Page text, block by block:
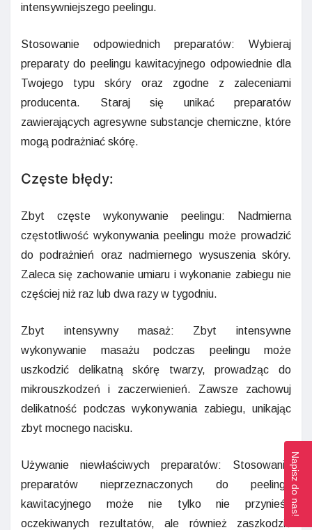
intensywniejszego peelingu.
Stosowanie odpowiednich preparatów: Wybieraj
preparaty do peelingu kawitacyjnego odpowiednie dla
Twojego typu skóry oraz zgodne z zaleceniami
producenta. Staraj się unikać preparatów
zawierających agresywne substancje chemiczne, które
mogą podrażniać skórę.
Częste błędy:
Zbyt częste wykonywanie peelingu: Nadmierna
częstotliwość wykonywania peelingu może prowadzić
do podrażnień oraz nadmiernego wysuszenia skóry.
Zaleca się zachowanie umiaru i wykonanie zabiegu nie
częściej niż raz lub dwa razy w tygodniu.
Zbyt intensywny masaż: Zbyt intensywne
wykonywanie masażu podczas peelingu może
uszkodzić delikatną skórę twarzy, prowadząc do
mikrouszkodzeń i zaczerwienień. Zawsze zachowuj
delikatność podczas wykonywania zabiegu, unikając
zbyt mocnego nacisku.
Używanie niewłaściwych preparatów: Stosowanie
preparatów nieprzeznaczonych do peelingu
kawitacyjnego może nie tylko nie przynieść
oczekiwanych rezultatów, ale również zaszkodzić
Napisz do nas!